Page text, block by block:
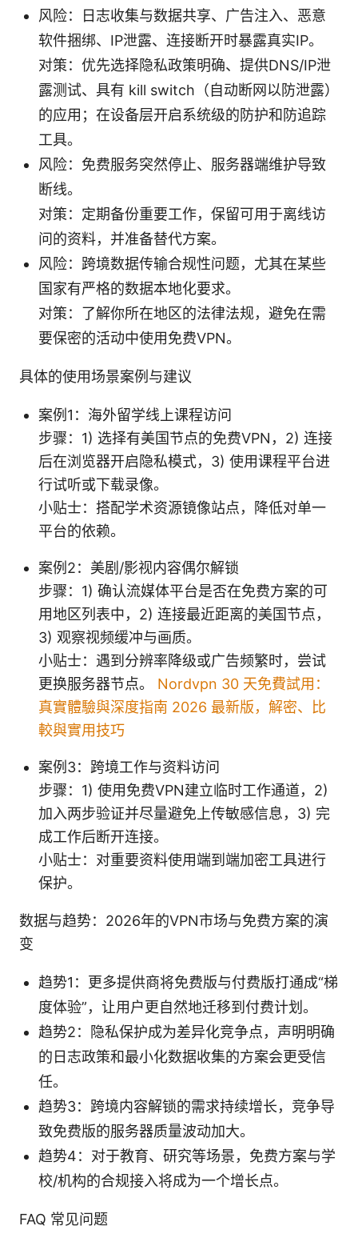
风险：日志收集与数据共享、广告注入、恶意
软件捆绑、IP泄露、连接断开时暴露真实IP。
对策：优先选择隐私政策明确、提供DNS/IP泄
露测试、具有 kill switch（自动断网以防泄露）
的应用；在设备层开启系统级的防护和防追踪
工具。
风险：免费服务突然停止、服务器端维护导致
断线。
对策：定期备份重要工作，保留可用于离线访
问的资料，并准备替代方案。
风险：跨境数据传输合规性问题，尤其在某些
国家有严格的数据本地化要求。
对策：了解你所在地区的法律法规，避免在需
要保密的活动中使用免费VPN。
具体的使用场景案例与建议
案例1：海外留学线上课程访问
步骤：1) 选择有美国节点的免费VPN，2) 连接
后在浏览器开启隐私模式，3) 使用课程平台进
行试听或下载录像。
小贴士：搭配学术资源镜像站点，降低对单一
平台的依赖。
案例2：美剧/影视内容偶尔解锁
步骤：1) 确认流媒体平台是否在免费方案的可
用地区列表中，2) 连接最近距离的美国节点，
3) 观察视频缓冲与画质。
小贴士：遇到分辨率降级或广告频繁时，尝试
更换服务器节点。 Nordvpn 30 天免費試用：
真實體驗與深度指南 2026 最新版，解密、比
較與實用技巧
案例3：跨境工作与资料访问
步骤：1) 使用免费VPN建立临时工作通道，2)
加入两步验证并尽量避免上传敏感信息，3) 完
成工作后断开连接。
小贴士：对重要资料使用端到端加密工具进行
保护。
数据与趋势：2026年的VPN市场与免费方案的演
变
趋势1：更多提供商将免费版与付费版打通成“梯
度体验”，让用户更自然地迁移到付费计划。
趋势2：隐私保护成为差异化竞争点，声明明确
的日志政策和最小化数据收集的方案会更受信
任。
趋势3：跨境内容解锁的需求持续增长，竞争导
致免费版的服务器质量波动加大。
趋势4：对于教育、研究等场景，免费方案与学
校/机构的合规接入将成为一个增长点。
FAQ 常见问题